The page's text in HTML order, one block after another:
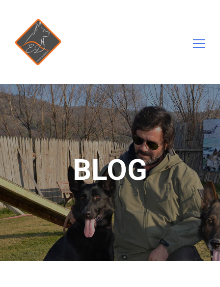
Arama:
BLOG